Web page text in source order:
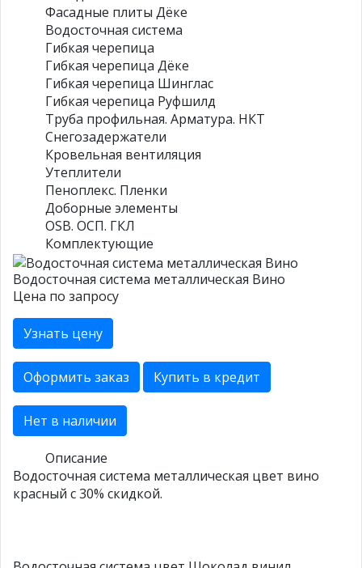
Фасадные плиты Дёке
Водосточная система
Гибкая черепица
Гибкая черепица Дёке
Гибкая черепица Шинглас
Гибкая черепица Руфшилд
Труба профильная. Арматура. НКТ
Снегозадержатели
Кровельная вентиляция
Утеплители
Пеноплекс. Пленки
Доборные элементы
OSB. ОСП. ГКЛ
Комплектующие
Водосточная система металлическая Вино
Цена по запросу
Узнать цену
Оформить заказ Купить в кредит
Нет в наличии
Описание
Водосточная система металлическая цвет вино
красный с 30% скидкой.